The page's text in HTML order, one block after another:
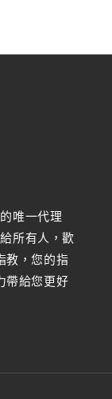
唯一代理
所有人，歡
教，您的指
帶給您更好